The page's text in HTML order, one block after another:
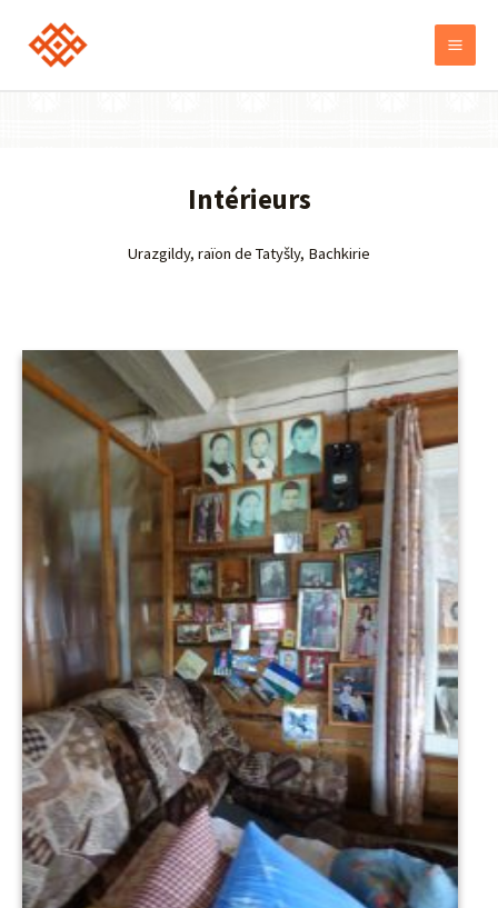
Intérieurs
Urazgildy, raïon de Tatyšly, Bachkirie